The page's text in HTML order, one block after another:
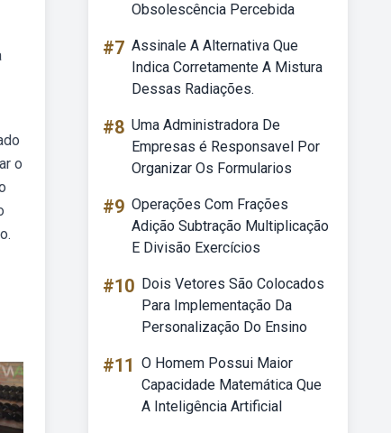
o
Obsolescência Percebida
#7 Assinale A Alternativa Que
Indica Corretamente A Mistura
Dessas Radiações.
#8 Uma Administradora De
Empresas é Responsavel Por
Organizar Os Formularios
#9 Operações Com Frações
Adição Subtração Multiplicação
E Divisão Exercícios
#10 Dois Vetores São Colocados
Para Implementação Da
Personalização Do Ensino
#11 O Homem Possui Maior
Capacidade Matemática Que
A Inteligência Artificial